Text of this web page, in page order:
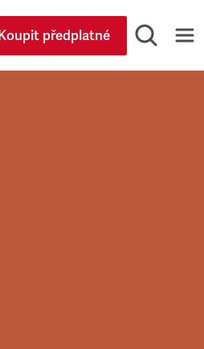
předplatné